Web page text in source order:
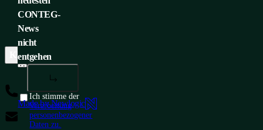
KUNDENSERVICE
+420 565 300 358
insidesales@conteg.com
CONTEG-
News
nicht
entgehen
Ich stimme der
Verarbeitung
personenbezogener
Daten zu.
Made by Newlogic